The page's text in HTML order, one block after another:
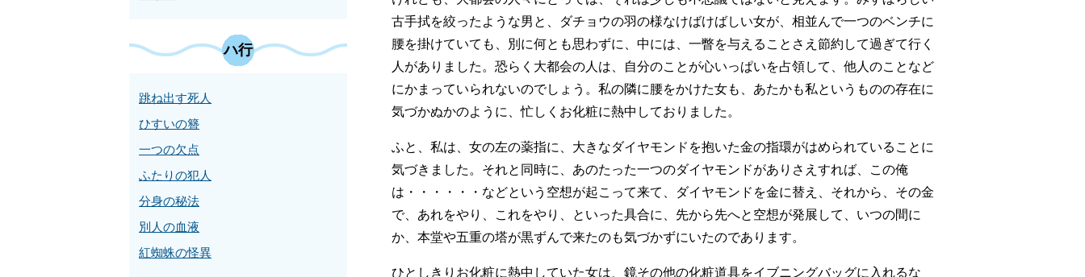
古手拭を絞ったような男と、ダチョウの羽の様なけばけばしい女が、相並んで一つのベンチに
腰を掛けていても、別に何とも思わずに、中には、一瞥を与えることさえ節約して過ぎて行く
人がありました。恐らく大都会の人は、自分のことが心いっぱいを占領して、他人のことなど
にかまっていられないのでしょう。私の隣に腰をかけた女も、あたかも私というものの存在に
気づかぬかのように、忙しくお化粧に熱中しておりました。
ふと、私は、女の左の薬指に、大きなダイヤモンドを抱いた金の指環がはめられていることに
気づきました。それと同時に、あのたった一つのダイヤモンドがありさえすれば、この俺
は・・・・・・などという空想が起こって来て、ダイヤモンドを金に替え、それから、その金
で、あれをやり、これをやり、といった具合に、先から先へと空想が発展して、いつの間に
か、本堂や五重の塔が黒ずんで来たのも気づかずにいたのであります。
ひとしきりお化粧に熱中していた女は、鏡その他の化粧道具をイブニングバッグに入れるな
ハ行
跳ね出す死人
ひすいの簪
一つの欠点
ふたりの犯人
分身の秘法
別人の血液
紅蜘蛛の怪異